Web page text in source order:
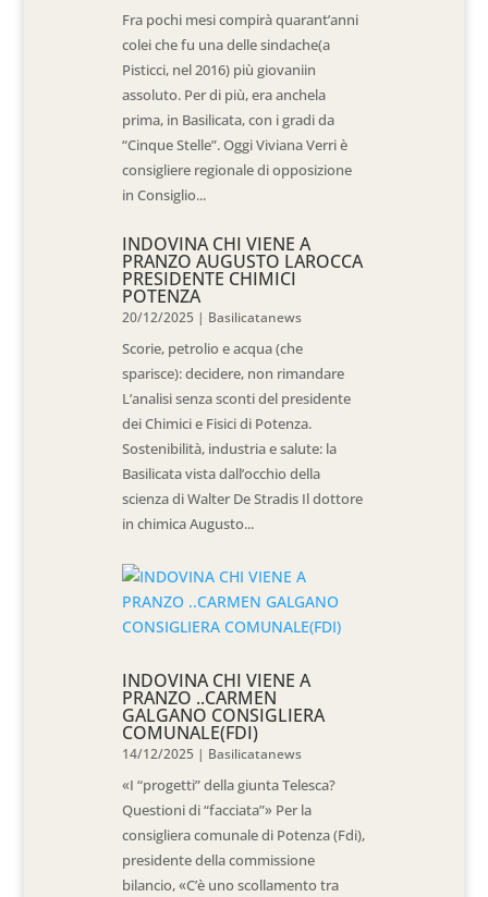
Fra pochi mesi compirà quarant’anni
colei che fu una delle sindache(a
Pisticci, nel 2016) più giovaniin
assoluto. Per di più, era anchela
prima, in Basilicata, con i gradi da
“Cinque Stelle”. Oggi Viviana Verri è
consigliere regionale di opposizione
in Consiglio...
INDOVINA CHI VIENE A
PRANZO AUGUSTO LAROCCA
PRESIDENTE CHIMICI
POTENZA
20/12/2025 | Basilicatanews
Scorie, petrolio e acqua (che
sparisce): decidere, non rimandare
L’analisi senza sconti del presidente
dei Chimici e Fisici di Potenza.
Sostenibilità, industria e salute: la
Basilicata vista dall’occhio della
scienza di Walter De Stradis Il dottore
in chimica Augusto...
INDOVINA CHI VIENE A
PRANZO ..CARMEN
GALGANO CONSIGLIERA
COMUNALE(FDI)
14/12/2025 | Basilicatanews
«I “progetti” della giunta Telesca?
Questioni di “facciata”» Per la
consigliera comunale di Potenza (Fdi),
presidente della commissione
bilancio, «C’è uno scollamento tra